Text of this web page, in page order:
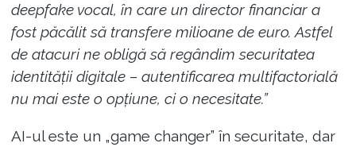
deepfake vocal, în care un director financiar a
fost păcălit să transfere milioane de euro. Astfel
de atacuri ne obligă să regândim securitatea
identității digitale – autentificarea multifactorială
nu mai este o opțiune, ci o necesitate.”
AI-ul este un „game changer” în securitate, dar